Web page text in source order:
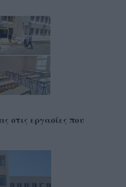
στις εργασίες που